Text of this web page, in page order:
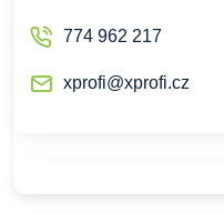
774 962 217
xprofi@xprofi.cz